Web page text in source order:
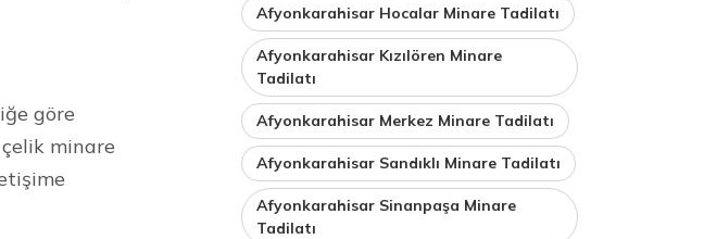
göre
minare
Afyonkarahisar Hocalar Minare Tadilatı
Afyonkarahisar Kızılören Minare
Tadilatı
Afyonkarahisar Merkez Minare Tadilatı
Afyonkarahisar Sandıklı Minare Tadilatı
Afyonkarahisar Sinanpaşa Minare
Tadilatı